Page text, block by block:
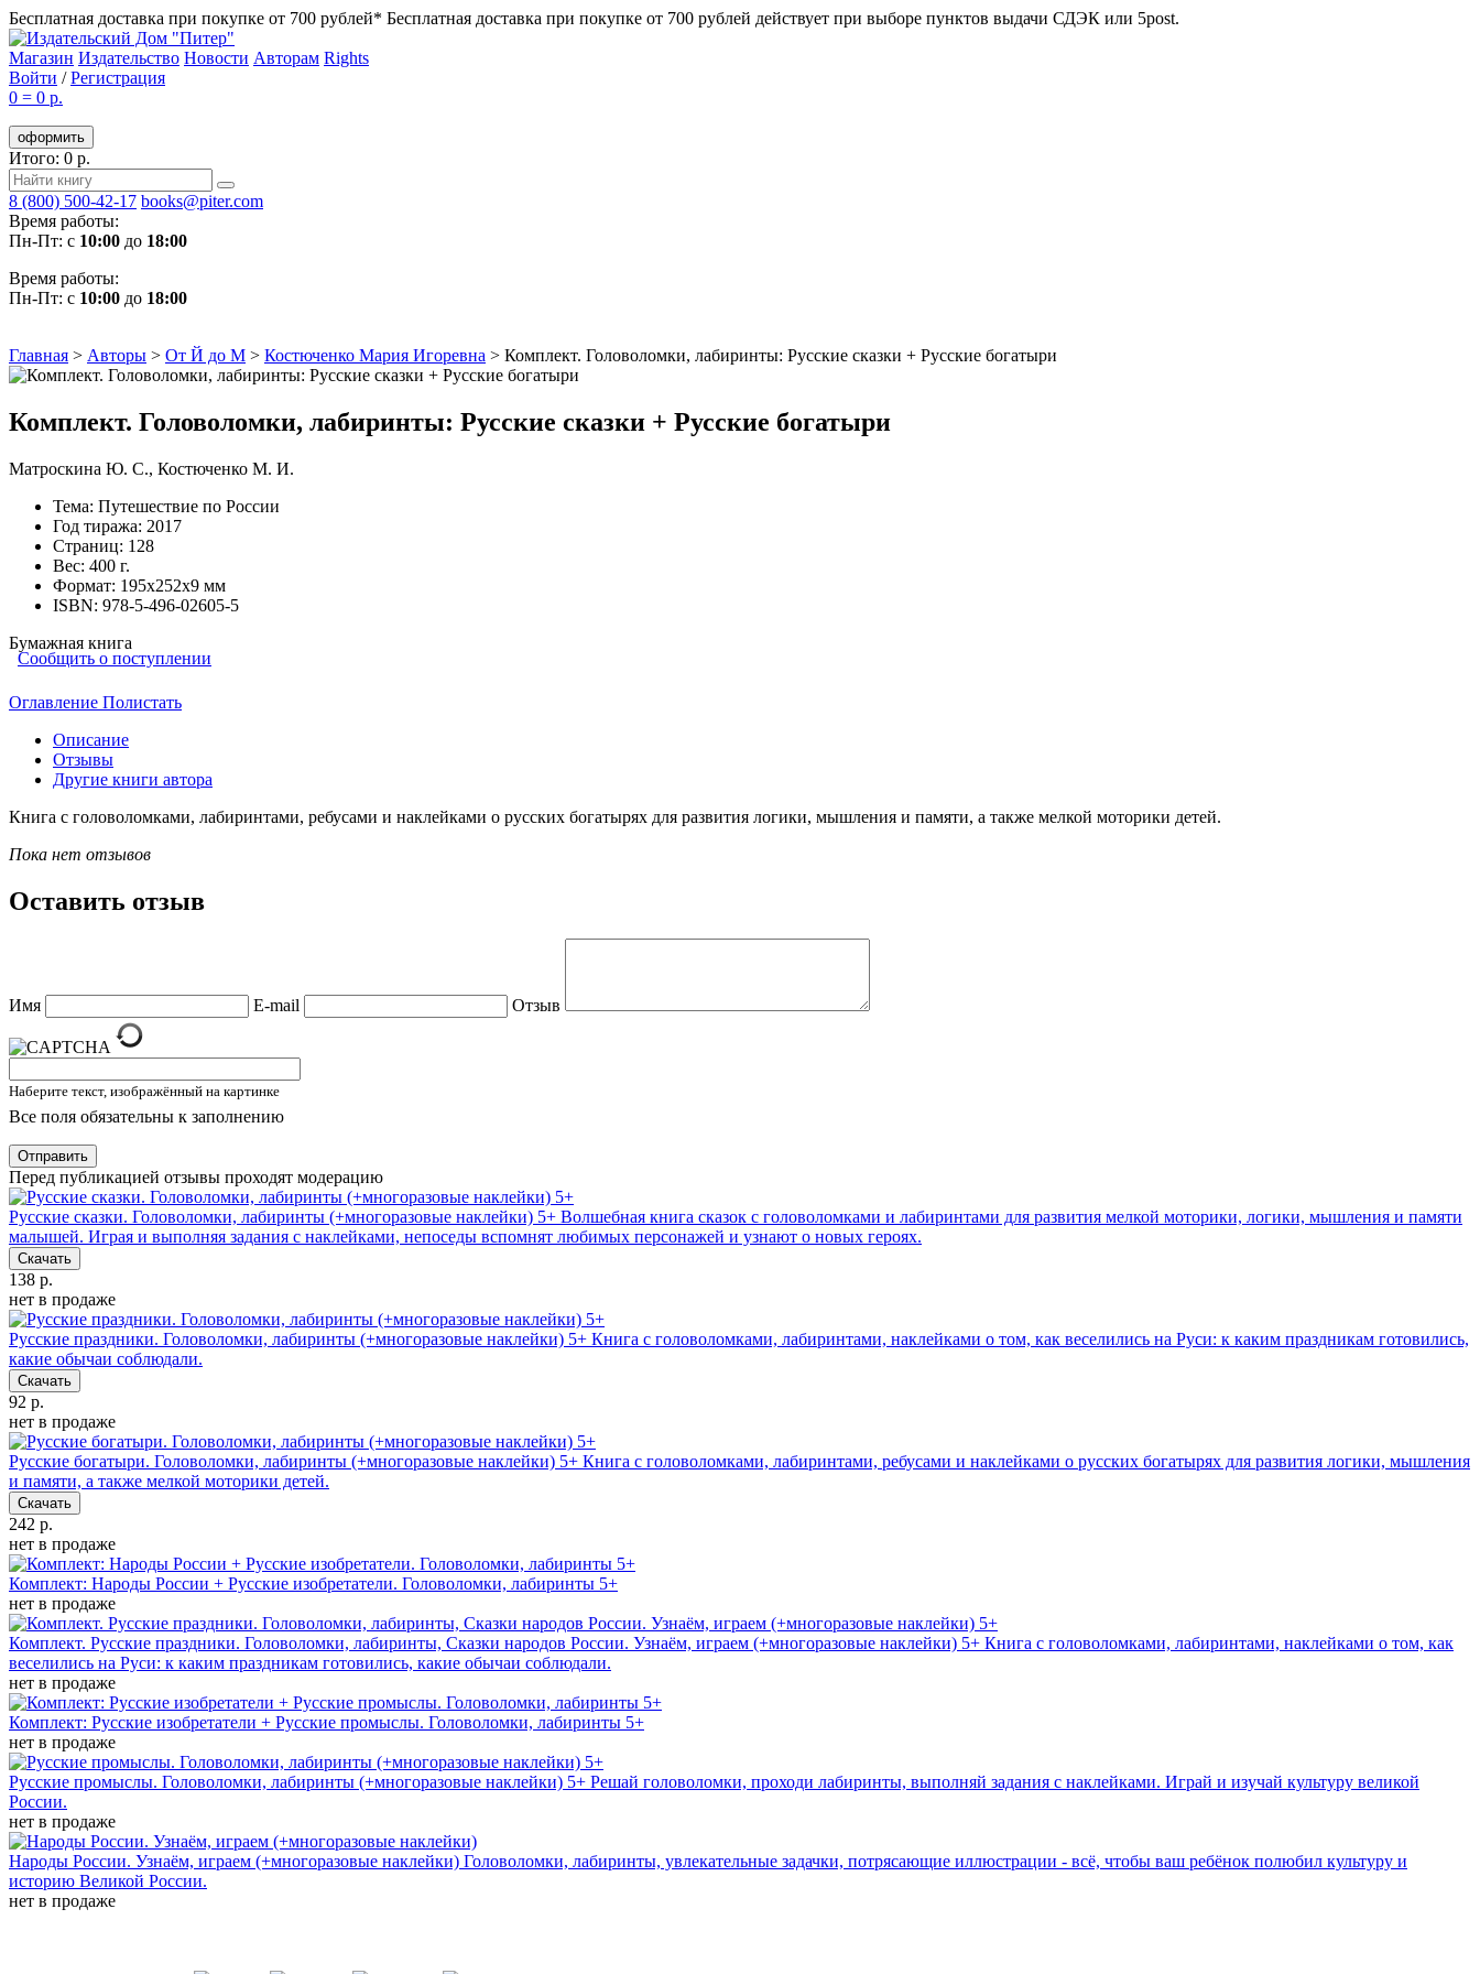
Бесплатная доставка при покупке от 700 рублей* Бесплатная доставка при покупке от 700 рублей действует при выборе пунктов выдачи СДЭК или 5post.
Магазин Издательство Новости Авторам Rights
Войти /Регистрация
0 = 0 р.
оформить
Итого: 0 р.
8 (800) 500-42-17 books@piter.com
Время работы:
Пн-Пт: с 10:00 до 18:00
Время работы:
Пн-Пт: с 10:00 до 18:00
Главная > Авторы > От Й до М > Костюченко Мария Игоревна > Комплект. Головоломки, лабиринты: Русские сказки + Русские богатыри
Комплект. Головоломки, лабиринты: Русские сказки + Русские богатыри
Матроскина Ю. С., Костюченко М. И.
Тема: Путешествие по России
Год тиража: 2017
Страниц: 128
Вес: 400 г.
Формат: 195х252х9 мм
ISBN: 978-5-496-02605-5
Бумажная книга
Сообщить о поступлении
Оглавление Полистать
Описание
Отзывы
Другие книги автора
Книга с головоломками, лабиринтами, ребусами и наклейками о русских богатырях для развития логики, мышления и памяти, а также мелкой моторики детей.
Пока нет отзывов
Оставить отзыв
Имя E-mail Отзыв
Наберите текст, изображённый на картинке
Все поля обязательны к заполнению
Отправить
Перед публикацией отзывы проходят модерацию
Русские сказки. Головоломки, лабиринты (+многоразовые наклейки) 5+ Волшебная книга сказок с головоломками и лабиринтами для развития мелкой моторики, логики, мышления и памяти
малышей. Играя и выполняя задания с наклейками, непоседы вспомнят любимых персонажей и узнают о новых героях.
Скачать
138 р.
нет в продаже
Русские праздники. Головоломки, лабиринты (+многоразовые наклейки) 5+ Книга с головоломками, лабиринтами, наклейками о том, как веселились на Руси: к каким праздникам готовились,
какие обычаи соблюдали.
Скачать
92 р.
нет в продаже
Русские богатыри. Головоломки, лабиринты (+многоразовые наклейки) 5+ Книга с головоломками, лабиринтами, ребусами и наклейками о русских богатырях для развития логики, мышления
и памяти, а также мелкой моторики детей.
Скачать
242 р.
нет в продаже
Комплект: Народы России + Русские изобретатели. Головоломки, лабиринты 5+
нет в продаже
Комплект. Русские праздники. Головоломки, лабиринты, Сказки народов России. Узнаём, играем (+многоразовые наклейки) 5+ Книга с головоломками, лабиринтами, наклейками о том, как
веселились на Руси: к каким праздникам готовились, какие обычаи соблюдали.
нет в продаже
Комплект: Русские изобретатели + Русские промыслы. Головоломки, лабиринты 5+
нет в продаже
Русские промыслы. Головоломки, лабиринты (+многоразовые наклейки) 5+ Решай головоломки, проходи лабиринты, выполняй задания с наклейками. Играй и изучай культуру великой
России.
нет в продаже
Народы России. Узнаём, играем (+многоразовые наклейки) Головоломки, лабиринты, увлекательные задачки, потрясающие иллюстрации - всё, чтобы ваш ребёнок полюбил культуру и
историю Великой России.
нет в продаже